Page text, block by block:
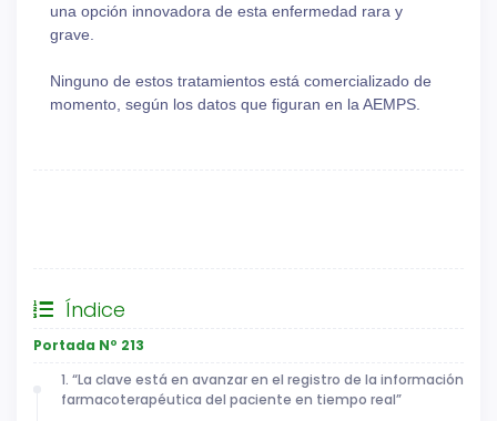
una opción innovadora de esta enfermedad rara y
grave.
Ninguno de estos tratamientos está comercializado de
momento, según los datos que figuran en la AEMPS.
Índice
Portada Nº 213
1. “La clave está en avanzar en el registro de la información
farmacoterapéutica del paciente en tiempo real”